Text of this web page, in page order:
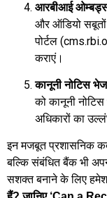
आरबीआई
और ऑडियो
पोर्टल
कराएं।
कानूनी नोटिस
को कानूनी
अधिकारों का
इन मजबूत प्रशासनिक
बल्कि संबंधित बैंक भी
सशक्त बनाने के लिए